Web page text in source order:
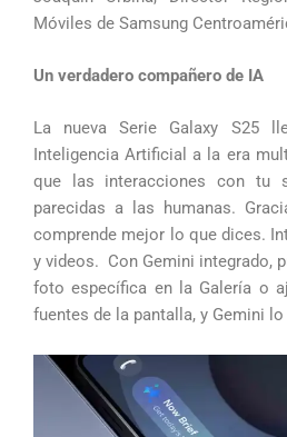
Móviles de Samsung
Un verdadero compañero de IA
La nueva Serie Galaxy S25
Inteligencia Artificial a la era
que las interacciones con tu
parecidas a las humanas.
comprende mejor lo que dices.
y videos. Con Gemini integrado,
foto específica en la Galería o
fuentes de la pantalla, y Gemini